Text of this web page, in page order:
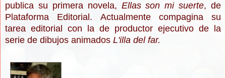
publica su primera novela, Ellas son mi suerte, de
Plataforma Editorial. Actualmente compagina su
tarea editorial con la de productor ejecutivo de la
serie de dibujos animados L'illa del far.